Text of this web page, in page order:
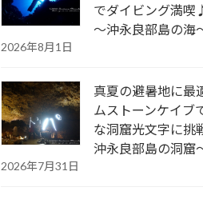
でダイビング
～沖永良部島の海
2026年8月1日
真夏の避暑地に最
ムストーンケイブ
な洞窟光文字に
沖永良部島の洞窟
2026年7月31日